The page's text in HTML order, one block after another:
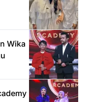
Wika